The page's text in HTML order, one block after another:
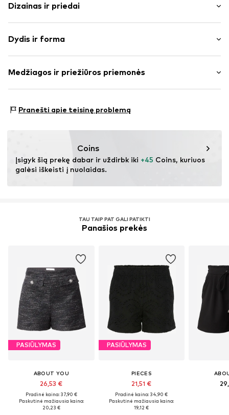
Dizainas ir priedai
bouclé
Siuvinys
Dygsniuotas apvadas / kraštas
Struktūruota tekstūra
Dydis ir forma
Pritaikomumas: Standartinis
Juosmens aukštis: aukštas juosmuo
Dydžių lentelė
Medžiagos ir priežiūros priemonės
Pranešti apie teisinę problemą
Coins
Įsigyk šią prekę dabar ir uždirbk iki +45 Coins, kuriuos
galėsi iškeisti į nuolaidas.
TAU TAIP PAT GALI PATIKTI
Panašios prekės
PASIŪLYMAS
ABOUT YOU
26,53 €
Pradinė kaina: 37,90 €
Paskutinė mažiausia kaina:
20,23 €
PASIŪLYMAS
PIECES
21,51 €
Pradinė kaina: 34,90 €
Paskutinė mažiausia kaina:
19,12 €